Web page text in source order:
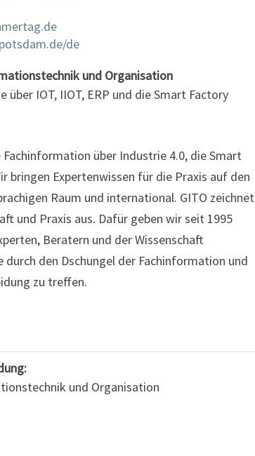
de
und Organisation
über IOT, IIOT, ERP und die Smart Factory
Fachinformation über Industrie 4.0, die Smart
bringen Expertenwissen für die Praxis auf den
Raum und international. GITO zeichnet
und Praxis aus. Dafür geben wir seit 1995
Beratern und der Wissenschaft
den Dschungel der Fachinformation und
zu treffen.
und Organisation